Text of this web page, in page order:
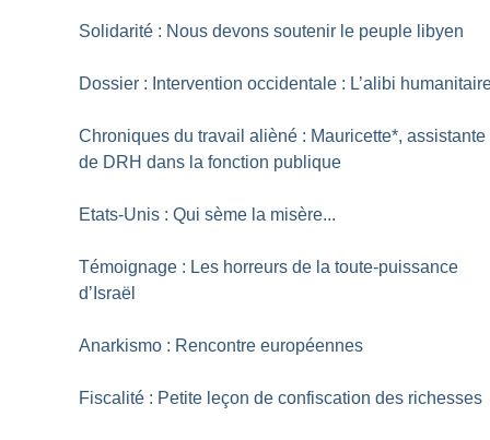
Solidarité : Nous devons soutenir le peuple libyen
Dossier : Intervention occidentale : L’alibi
Chroniques du travail alièné : Mauricette*, assistante
de DRH dans la fonction publique
Etats-Unis : Qui sème la misère...
Témoignage : Les horreurs de la toute-puissance
d’Israël
Anarkismo : Rencontre européennes
Fiscalité : Petite leçon de confiscation des richesses